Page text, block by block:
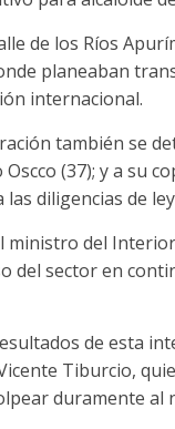
de los Ríos
planeaban
internacional.
también se
(37); y a su
diligencias de
ministro del
del sector en
de esta
Tiburcio,
duramente al